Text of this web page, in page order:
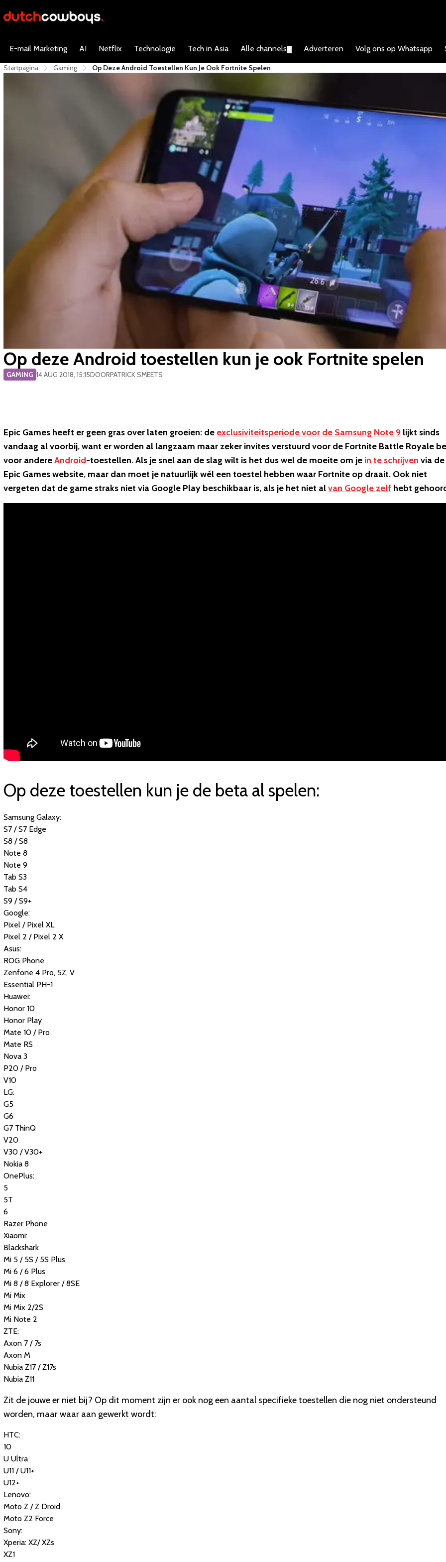
E-mail Marketing AI Netflix Technologie Tech in Asia Alle channels Adverteren Volg ons op Whatsapp
Startpagina Gaming Op Deze Android Toestellen Kun Je Ook Fortnite Spelen
Op deze Android toestellen kun je ook Fortnite spelen
GAMING 14 AUG 2018, 15:15DOORPATRICK SMEETS
Epic Games heeft er geen gras over laten groeien: de exclusiviteitsperiode voor de Samsung Note 9 lijkt sinds
vandaag al voorbij, want er worden al langzaam maar zeker invites verstuurd voor de Fortnite Battle Royale
voor andereAndroid-toestellen. Als je snel aan de slag wilt is het dus wel de moeite om je in te schrijven via de
Epic Games website, maar dan moet je natuurlijk wél een toestel hebben waar Fortnite op draait. Ook niet
vergeten dat de game straks niet via Google Play beschikbaar is, als je het niet alvan Google zelf hebt
Op deze toestellen kun je de beta al spelen:
Samsung Galaxy:
S7 / S7 Edge
S8 / S8
Note 8
Note 9
Tab S3
Tab S4
S9 / S9+
Google:
Pixel / Pixel XL
Pixel 2 / Pixel 2 X
Asus:
ROG Phone
Zenfone 4 Pro, 5Z, V
Essential PH-1
Huawei:
Honor 10
Honor Play
Mate 10 / Pro
Mate RS
Nova 3
P20 / Pro
V10
LG:
G5
G6
G7 ThinQ
V20
V30 / V30+
Nokia 8
OnePlus:
5
5T
6
Razer Phone
Xiaomi:
Blackshark
Mi 5 / 5S / 5S Plus
Mi 6 / 6 Plus
Mi 8 / 8 Explorer / 8SE
Mi Mix
Mi Mix 2/2S
Mi Note 2
ZTE:
Axon 7 / 7s
Axon M
Nubia Z17 / Z17s
Nubia Z11
Zit de jouwe er niet bij? Op dit moment zijn er ook nog een aantal specifieke toestellen die nog niet ondersteund
worden, maar waar aan gewerkt wordt:
HTC:
10
U Ultra
U11 / U11+
U12+
Lenovo:
Moto Z / Z Droid
Moto Z2 Force
Sony:
Xperia: XZ/ XZs
XZ1